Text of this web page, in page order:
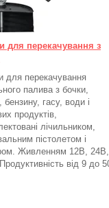
для перекачування з
для перекачування
палива з бочки,
бензину, гасу, води і
продуктів,
лічильником,
пістолетом і
Живленням 12В, 24В,
від 9 до